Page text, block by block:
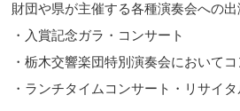
財団や県が主催する各種演奏会への
・入賞記念ガラ・コンサート
・栃木交響楽団特別演奏会において
・ランチタイムコンサート・リサイ